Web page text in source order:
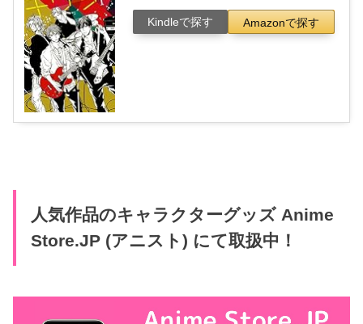
Kindleで探す Amazonで探す
人気作品のキャラクターグッズ Anime
Store.JP (アニスト) にて取扱中！